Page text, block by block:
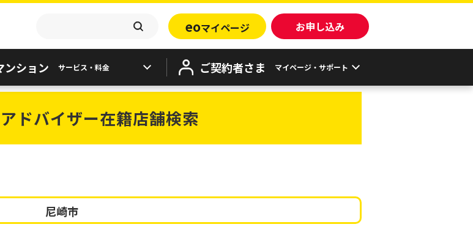
eoマイページ お申し込み
ンション サービス・料金 ご契約者さま マイページ・サポート
ドバイザー在籍店舗検索
尼崎市